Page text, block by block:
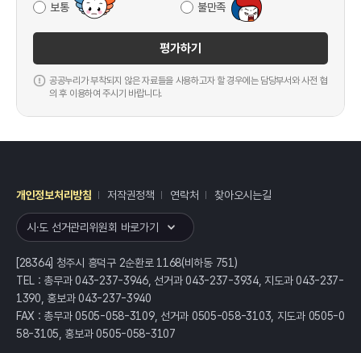
보통 불만족
평가하기
공공누리가 부착되지 않은 자료들을 사용하고자 할 경우에는 담당부서와 사전 협
의 후 이용하여 주시기 바랍니다.
개인정보처리방침 저작권정책 연락처 찾아오시는길
시·도 선거관리위원회 바로가기
[28364] 청주시 흥덕구 2순환로 1168(비하동 751)
TEL : 총무과 043-237-3946, 선거과 043-237-3934, 지도과 043-237-
1390, 홍보과 043-237-3940
FAX : 총무과 0505-058-3109, 선거과 0505-058-3103, 지도과 0505-0
58-3105, 홍보과 0505-058-3107